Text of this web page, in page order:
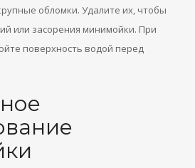
обломки. Удалите их, чтобы
или засорения минимойки. При
поверхность водой перед